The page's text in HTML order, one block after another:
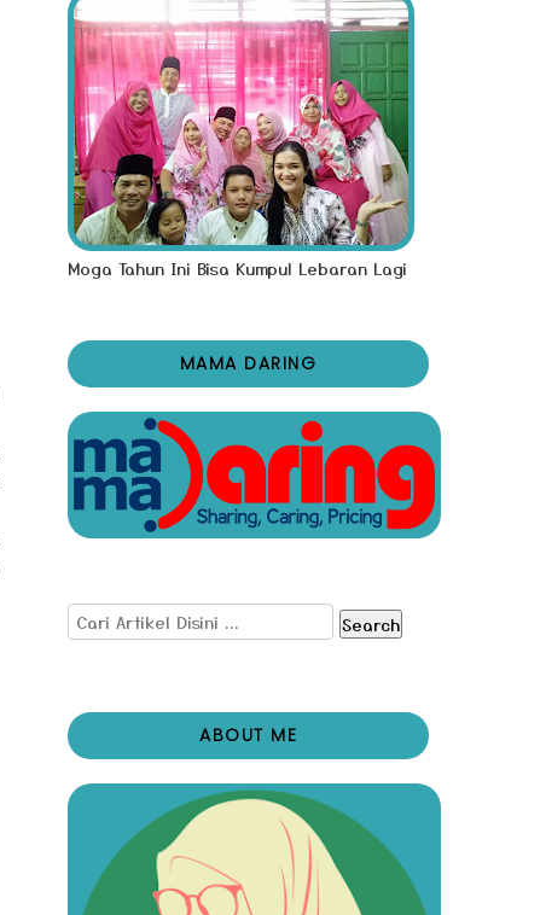
Moga Tahun Ini Bisa Kumpul Lebaran Lagi
MAMA DARING
Search
ABOUT ME